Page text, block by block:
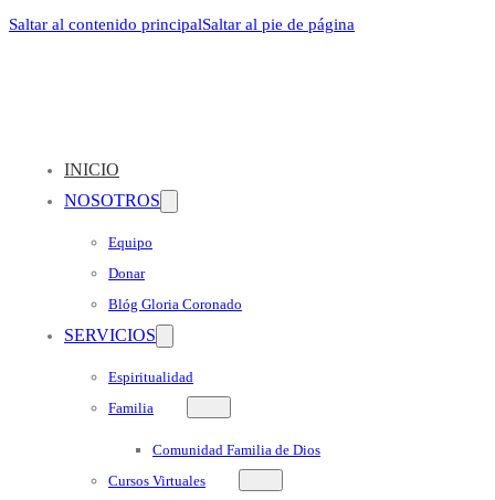
Saltar al contenido principalSaltar al pie de página
INICIO
NOSOTROS
Equipo
Donar
Blóg Gloria Coronado
SERVICIOS
Espiritualidad
Familia
Comunidad Familia de Dios
Cursos Virtuales